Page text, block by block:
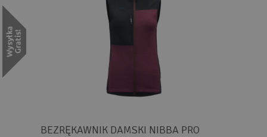
BEZRĘKAWNIK DAMSKI NIBBA PRO